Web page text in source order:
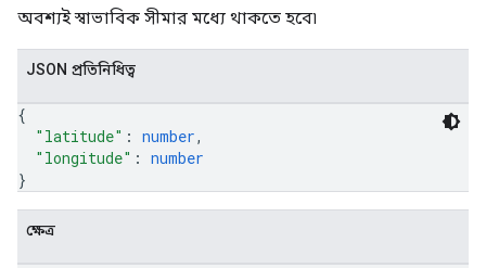
অবশ্যই স্বাভাবিক সীমার মধ্যে থাকতে হবে৷
JSON প্রতিনিধিত্ব
{
"latitude" : number,
"longitude" : number
}
ক্ষেত্র